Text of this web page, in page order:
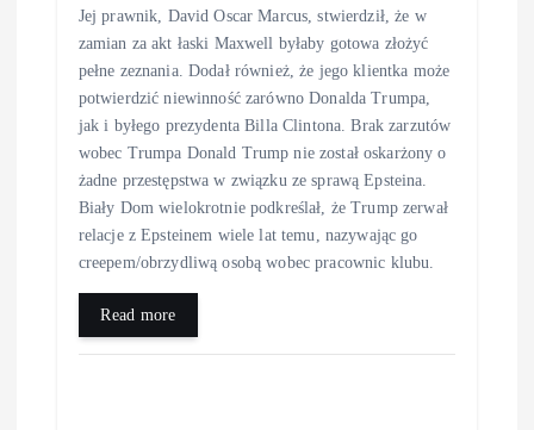
Jej prawnik, David Oscar Marcus, stwierdził, że w
zamian za akt łaski Maxwell byłaby gotowa złożyć
pełne zeznania. Dodał również, że jego klientka może
potwierdzić niewinność zarówno Donalda Trumpa,
jak i byłego prezydenta Billa Clintona. Brak zarzutów
wobec Trumpa Donald Trump nie został oskarżony o
żadne przestępstwa w związku ze sprawą Epsteina.
Biały Dom wielokrotnie podkreślał, że Trump zerwał
relacje z Epsteinem wiele lat temu, nazywając go
creepem/obrzydliwą osobą wobec pracownic klubu.
Read more